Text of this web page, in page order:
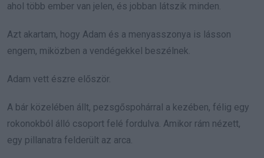
ahol több ember van jelen, és jobban látszik minden.
Azt akartam, hogy Adam és a menyasszonya is lásson
engem, miközben a vendégekkel beszélnek.
Adam vett észre először.
A bár közelében állt, pezsgőspohárral a kezében, félig egy
rokonokból álló csoport felé fordulva. Amikor rám nézett,
egy pillanatra felderült az arca.